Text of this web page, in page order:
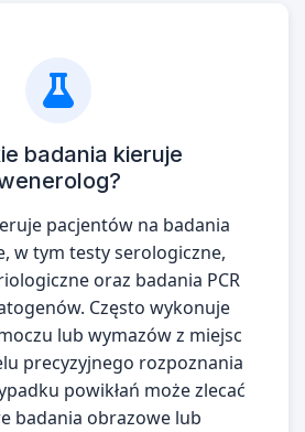
badania kieruje
pacjentów na badania
w tym testy serologiczne,
oraz badania PCR
Często wykonuje
lub wymazów z miejsc
precyzyjnego rozpoznania
powikłań może zlecać
badania obrazowe lub